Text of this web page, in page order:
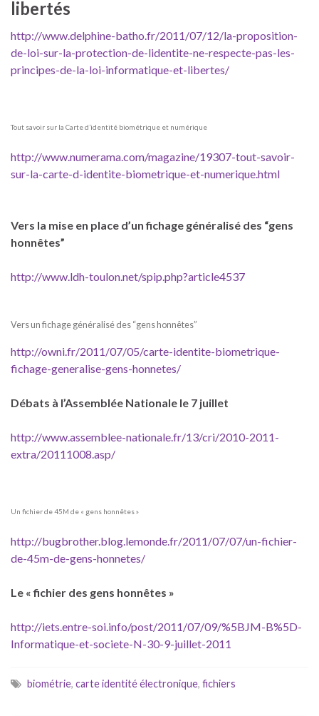
libertés
http://www.delphine-batho.fr/2011/07/12/la-proposition-
de-loi-sur-la-protection-de-lidentite-ne-respecte-pas-les-
principes-de-la-loi-informatique-et-libertes/
Tout savoir sur la Carte d’identité biométrique et numérique
http://www.numerama.com/magazine/19307-tout-savoir-
sur-la-carte-d-identite-biometrique-et-numerique.html
Vers la mise en place d’un fichage généralisé des “gens
honnêtes”
http://www.ldh-toulon.net/spip.php?article4537
Vers un fichage généralisé des “gens honnêtes”
http://owni.fr/2011/07/05/carte-identite-biometrique-
fichage-generalise-gens-honnetes/
Débats à l’Assemblée Nationale le 7 juillet
http://www.assemblee-nationale.fr/13/cri/2010-2011-
extra/20111008.asp/
Un fichier de 45M de « gens honnêtes »
http://bugbrother.blog.lemonde.fr/2011/07/07/un-fichier-
de-45m-de-gens-honnetes/
Le « fichier des gens honnêtes »
http://iets.entre-soi.info/post/2011/07/09/%5BJM-B%5D-
Informatique-et-societe-N-30-9-juillet-2011
biométrie, carte identité électronique, fichiers